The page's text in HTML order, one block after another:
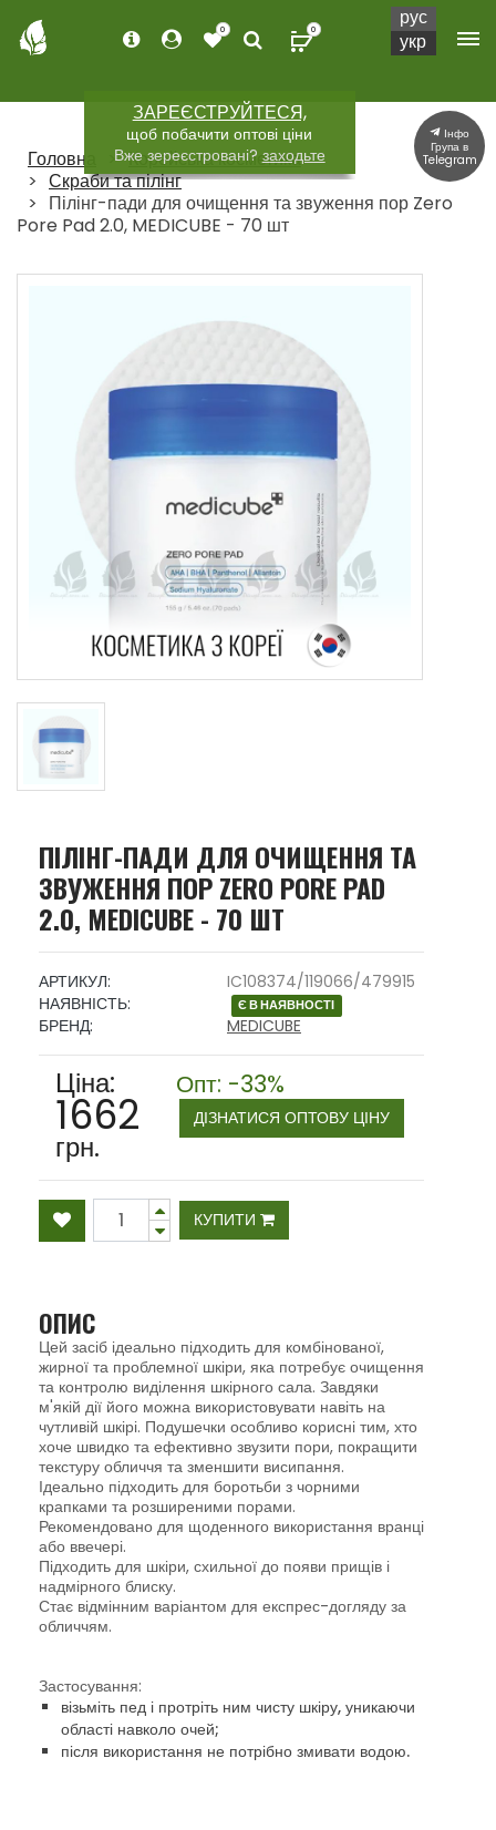
ЗАРЕЄСТРУЙТЕСЯ,
щоб побачити оптові ціни
Вже зереєстровані? заходьте
0 0
Головна
Корейська косметика
Скраби та пілінг
Пілінг-пади для очищення та звуження пор Zero
Pore Pad 2.0, MEDICUBE - 70 шт
ПІЛІНГ-ПАДИ ДЛЯ ОЧИЩЕННЯ ТА
ЗВУЖЕННЯ ПОР ZERO PORE PAD
2.0, MEDICUBE - 70 ШТ
АРТИКУЛ:
IC108374/119066/479915
НАЯВНІСТЬ:
Є В НАЯВНОСТІ
БРЕНД: MEDICUBE
Ціна:
1662
грн.
Опт: -33%
ДІЗНАТИСЯ ОПТОВУ ЦІНУ
КУПИТИ
ОПИС
Цей засіб ідеально підходить для комбінованої,
жирної та проблемної шкіри, яка потребує очищення
та контролю виділення шкірного сала. Завдяки
м'якій дії його можна використовувати навіть на
чутливій шкірі. Подушечки особливо корисні тим, хто
хоче швидко та ефективно звузити пори, покращити
текстуру обличчя та зменшити висипання.
Ідеально підходить для боротьби з чорними
крапками та розширеними порами.
Рекомендовано для щоденного використання вранці
або ввечері.
Підходить для шкіри, схильної до появи прищів і
надмірного блиску.
Стає відмінним варіантом для експрес-догляду за
обличчям.
Застосування:
візьміть пед і протріть ним чисту шкіру, уникаючи
області навколо очей;
після використання не потрібно змивати водою.
рус
укр
Інфо
Група в
Telegram